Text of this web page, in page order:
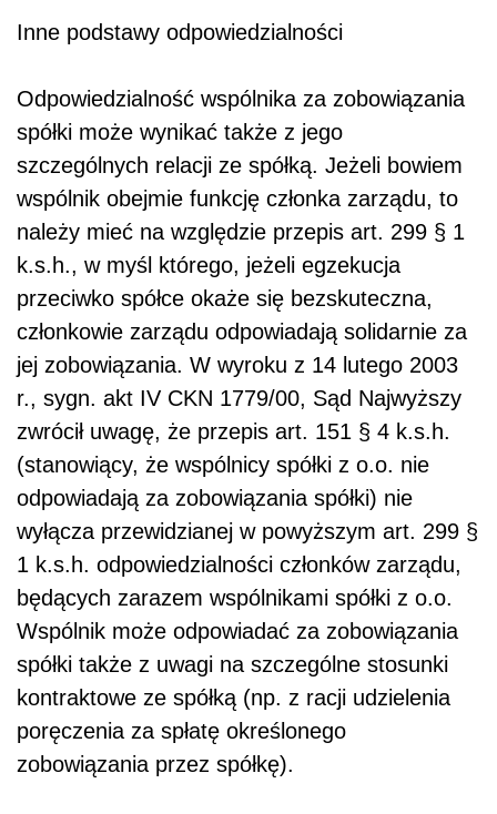
Inne podstawy odpowiedzialności
Odpowiedzialność wspólnika za zobowiązania
spółki może wynikać także z jego
szczególnych relacji ze spółką. Jeżeli bowiem
wspólnik obejmie funkcję członka zarządu, to
należy mieć na względzie przepis art. 299 § 1
k.s.h., w myśl którego, jeżeli egzekucja
przeciwko spółce okaże się bezskuteczna,
członkowie zarządu odpowiadają solidarnie za
jej zobowiązania. W wyroku z 14 lutego 2003
r., sygn. akt IV CKN 1779/00, Sąd Najwyższy
zwrócił uwagę, że przepis art. 151 § 4 k.s.h.
(stanowiący, że wspólnicy spółki z o.o. nie
odpowiadają za zobowiązania spółki) nie
wyłącza przewidzianej w powyższym art. 299 §
1 k.s.h. odpowiedzialności członków zarządu,
będących zarazem wspólnikami spółki z o.o.
Wspólnik może odpowiadać za zobowiązania
spółki także z uwagi na szczególne stosunki
kontraktowe ze spółką (np. z racji udzielenia
poręczenia za spłatę określonego
zobowiązania przez spółkę).